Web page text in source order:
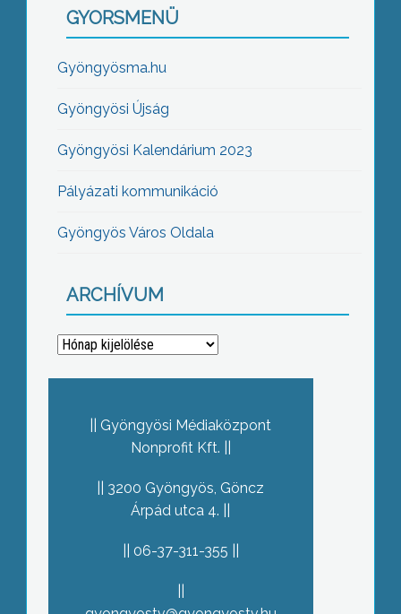
GYORSMENÜ
Gyöngyösma.hu
Gyöngyösi Újság
Gyöngyösi Kalendárium 2023
Pályázati kommunikáció
Gyöngyös Város Oldala
ARCHÍVUM
Archívum
Gyöngyösi Médiaközpont
Nonprofit Kft.
3200 Gyöngyös, Göncz
Árpád utca 4.
06-37-311-355